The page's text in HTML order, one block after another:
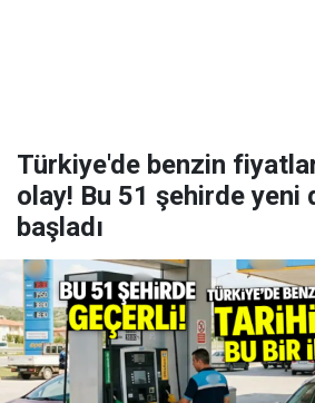
Türkiye'de benzin
olay! Bu 51 şehirde yeni
başladı